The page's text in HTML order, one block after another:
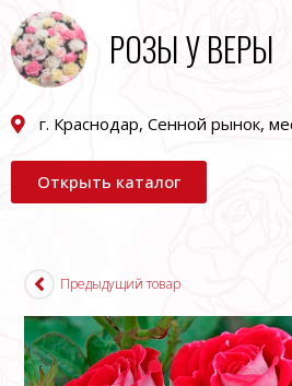
РОЗЫ У ВЕРЫ
г. Краснодар, Сенной рынок,
Открыть каталог
Предыдущий товар